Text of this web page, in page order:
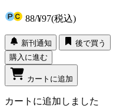
88/¥97(税込)
新刊通知
後で買う
購入に進む
カートに追加
カートに追加しました